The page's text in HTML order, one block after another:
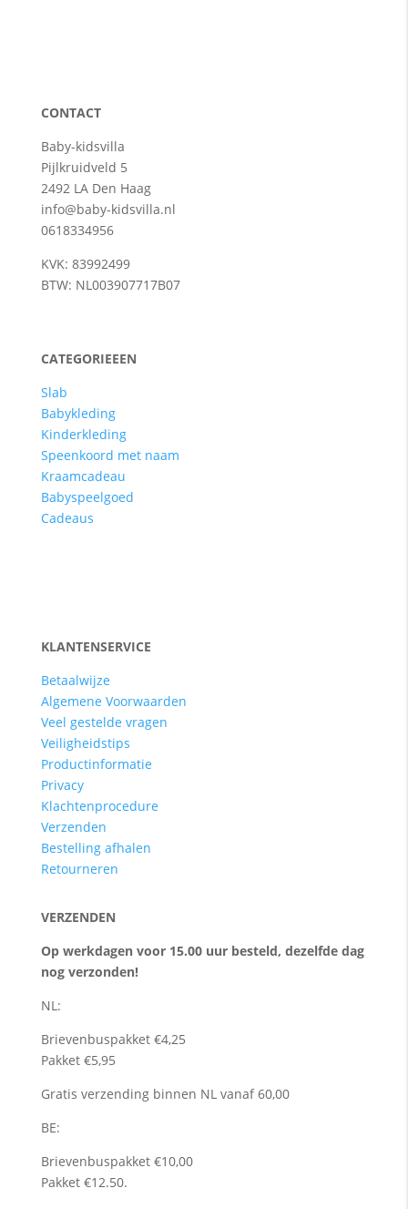
CONTACT
Baby-kidsvilla
Pijlkruidveld 5
2492 LA Den Haag
info@baby-kidsvilla.nl
0618334956
KVK: 83992499
BTW: NL003907717B07
CATEGORIEEEN
Slab
Babykleding
Kinderkleding
Speenkoord met naam
Kraamcadeau
Babyspeelgoed
Cadeaus
KLANTENSERVICE
Betaalwijze
Algemene Voorwaarden
Veel gestelde vragen
Veiligheidstips
Productinformatie
Privacy
Klachtenprocedure
Verzenden
Bestelling afhalen
Retourneren
VERZENDEN
Op werkdagen voor 15.00 uur besteld, dezelfde dag
nog verzonden!
NL:
Brievenbuspakket €4,25
Pakket €5,95
Gratis verzending binnen NL vanaf 60,00
BE:
Brievenbuspakket €10,00
Pakket €12.50.